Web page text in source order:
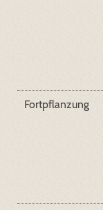
Fortpflanzung